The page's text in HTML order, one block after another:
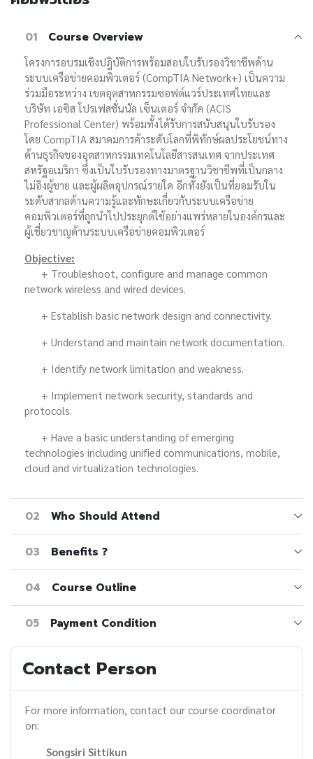
01 Course Overview
โครงการอบรมเชิงปฎิบัติการพร้อมสอบใบรับรองวิชาชีพด้าน
ระบบเครือข่ายคอมพิวเตอร์ (CompTIA Network+) เป็นความ
ร่วมมือระหว่าง เขตอุตสาหกรรมซอฟต์แวร์ประเทศไทยและ
บริษัท เอซิส โปรเฟสชั่นนัล เซ็นเตอร์ จำกัด (ACIS
Professional Center) พร้อมทั้งได้รับการสนับสนุนใบรับรอง
โดย CompTIA สมาคมการค้าระดับโลกที่พิทักษ์ผลประโยชน์ทาง
ด้านธุรกิจของอุตสาหกรรมเทคโนโลยีสารสนเทศ จากประเทศ
สหรัฐอเมริกา ซึ่งเป็นใบรับรองทางมาตรฐานวิชาชีพที่เป็นกลาง
ไม่อิงผู้ขาย และผู้ผลิตอุปกรณ์รายใด อีกทั้งยังเป็นที่ยอมรับใน
ระดับสากลด้านความรู้และทักษะเกี่ยวกับระบบเครือข่าย
คอมพิวเตอร์ที่ถูกนำไปประยุกต์ใช้อย่างแพร่หลายในองค์กรและ
ผู้เชี่ยวชาญด้านระบบเครือข่ายคอมพิวเตอร์
Objective:
+ Troubleshoot, configure and manage common
network wireless and wired devices.
+ Establish basic network design and connectivity.
+ Understand and maintain network documentation.
+ Identify network limitation and weakness.
+ Implement network security, standards and
protocols.
+ Have a basic understanding of emerging
technologies including unified communications, mobile,
cloud and virtualization technologies.
02 Who Should Attend
03 Benefits ?
04 Course Outline
05 Payment Condition
Contact Person
For more information, contact our course coordinator
on:
Songsiri Sittikun